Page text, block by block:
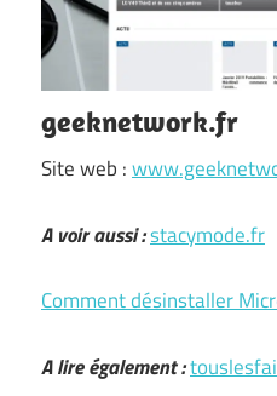
geeknetwork.fr
Site web :
A voir aussi :stacymode.fr
Comment désinstaller
A lire également :